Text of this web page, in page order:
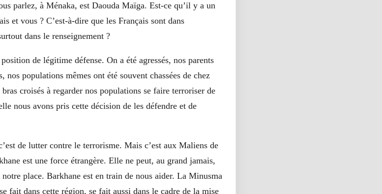
parlez, à Ménaka, est Daouda Maïga. Est-ce qu’il y a un
et vous ? C’est-à-dire que les Français sont dans
dans le renseignement ?
de légitime défense. On a été agressés, nos parents
nos populations mêmes ont été souvent chassées de chez
croisés à regarder nos populations se faire terroriser de
nous avons pris cette décision de les défendre et de
de lutter contre le terrorisme. Mais c’est aux Maliens de
est une force étrangère. Elle ne peut, au grand jamais,
place. Barkhane est en train de nous aider. La Minusma
fait dans cette région, se fait aussi dans le cadre de la mise